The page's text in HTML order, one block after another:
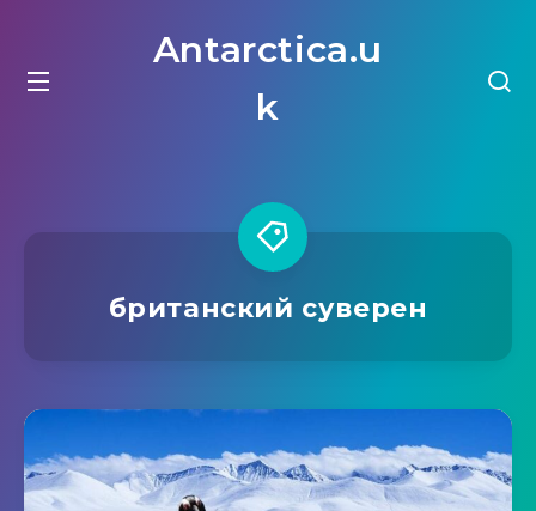
Antarctica.u
k
британский суверен